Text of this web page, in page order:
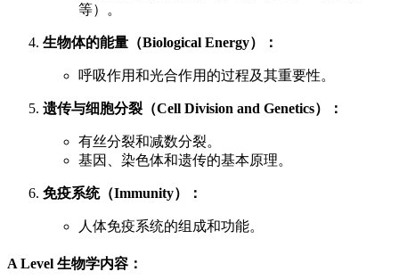
等）。
生物体的能量（Biological Energy）：
呼吸作用和光合作用的过程及其重要性。
遗传与细胞分裂（Cell Division and Genetics）：
有丝分裂和减数分裂。
基因、染色体和遗传的基本原理。
免疫系统（Immunity）：
人体免疫系统的组成和功能。
A Level 生物学内容：